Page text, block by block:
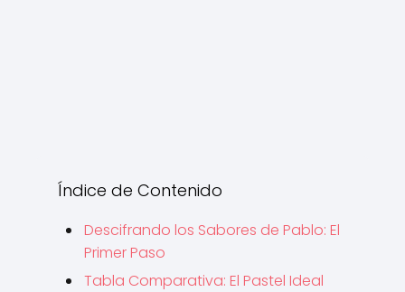
Índice de Contenido
Descifrando los Sabores de Pablo: El
Primer Paso
Tabla Comparativa: El Pastel Ideal